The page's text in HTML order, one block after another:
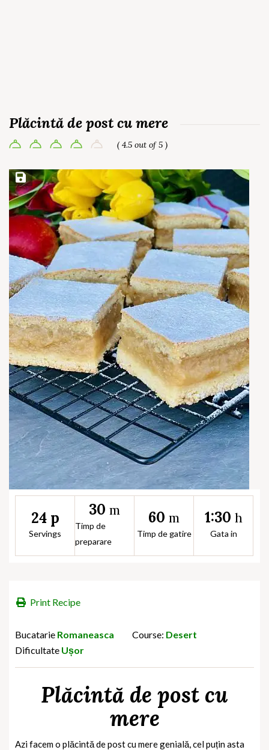
Plăcintă de post cu mere
( 4.5 out of 5 )
Save Recipe
24 p
Servings
30 m
Timp de
preparare
60 m
Timp de gatire
1:30 h
Gata in
Print Recipe
Bucatarie Romaneasca Course: Desert
Dificultate Ușor
Plăcintă de post cu
mere
Azi facem o plăcintă de post cu mere genială, cel puțin asta